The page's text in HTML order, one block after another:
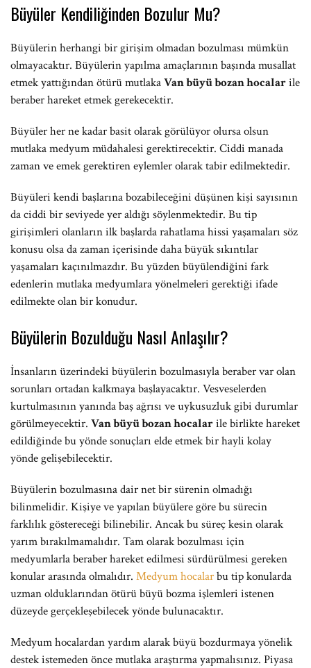
Büyüler Kendiliğinden Bozulur Mu?
Büyülerin herhangi bir girişim olmadan bozulması mümkün
olmayacaktır. Büyülerin yapılma amaçlarının başında musallat
etmek yattığından ötürü mutlakaVan büyü bozan hocalarile
beraber hareket etmek gerekecektir.
Büyüler her ne kadar basit olarak görülüyor olursa olsun
mutlaka medyum müdahalesi gerektirecektir. Ciddi manada
zaman ve emek gerektiren eylemler olarak tabir edilmektedir.
Büyüleri kendi başlarına bozabileceğini düşünen kişi sayısının
da ciddi bir seviyede yer aldığı söylenmektedir. Bu tip
girişimleri olanların ilk başlarda rahatlama hissi yaşamaları söz
konusu olsa da zaman içerisinde daha büyük sıkıntılar
yaşamaları kaçınılmazdır. Bu yüzden büyülendiğini fark
edenlerin mutlaka medyumlara yönelmeleri gerektiği ifade
edilmekte olan bir konudur.
Büyülerin Bozulduğu Nasıl Anlaşılır?
İnsanların üzerindeki büyülerin bozulmasıyla beraber var olan
sorunları ortadan kalkmaya başlayacaktır. Vesveselerden
kurtulmasının yanında baş ağrısı ve uykusuzluk gibi durumlar
görülmeyecektir. Van büyü bozan hocalarile birlikte hareket
edildiğinde bu yönde sonuçları elde etmek bir hayli kolay
yönde gelişebilecektir.
Büyülerin bozulmasına dair net bir sürenin olmadığı
bilinmelidir. Kişiye ve yapılan büyülere göre bu sürecin
farklılık göstereceği bilinebilir. Ancak bu süreç kesin olarak
yarım bırakılmamalıdır. Tam olarak bozulması için
medyumlarla beraber hareket edilmesi sürdürülmesi gereken
konular arasında olmalıdır. Medyum hocalarbu tip konularda
uzman olduklarından ötürü büyü bozma işlemleri istenen
düzeyde gerçekleşebilecek yönde bulunacaktır.
Medyum hocalardan yardım alarak büyü bozdurmaya yönelik
destek istemeden önce mutlaka araştırma yapmalısınız. Piyasa